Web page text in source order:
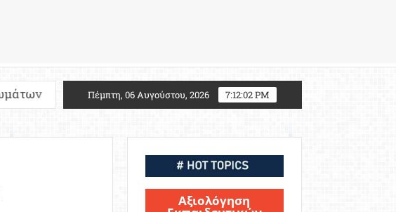
Πανελλήνιες 2027: Τι αλλάζει για τους υποψηφίους Στρατιωτικών
Πέμπτη, 06 Αυγούστου, 2026 7:12:03 PM
Αξιολόγηση